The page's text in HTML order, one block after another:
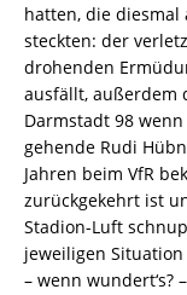
hatten, die
steckten: der
drohenden
ausfällt, außerdem
Darmstadt 98
gehende Rudi
Jahren beim VfR
zurückgekehrt ist
Stadion-Luft
jeweiligen
– wenn wundert‘s?